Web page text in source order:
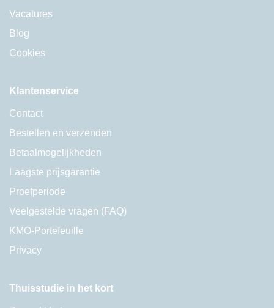
Vacatures
Blog
Cookies
Klantenservice
Contact
Bestellen en verzenden
Betaalmogelijkheden
Laagste prijsgarantie
Proefperiode
Veelgestelde vragen (FAQ)
KMO-Portefeuille
Privacy
Thuisstudie in het kort